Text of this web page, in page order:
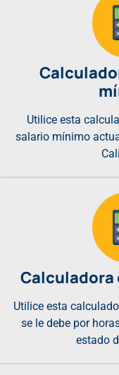
Utilice esta
salario mínimo
Calculadora
Utilice esta
se le debe por
estado